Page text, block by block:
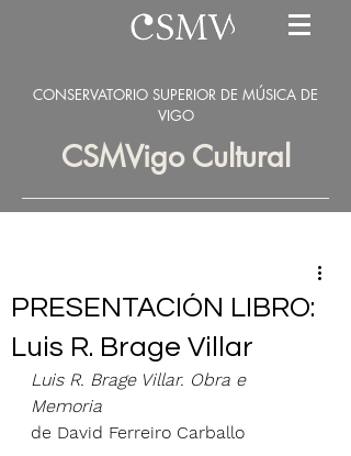
CONSERVATORIO SUPERIOR DE MÚSICA DE
VIGO
CSMVigo Cultural
PRESENTACIÓN LIBRO:
Luis R. Brage Villar
Luis R. Brage Villar. Obra e
Memoria
de David Ferreiro Carballo